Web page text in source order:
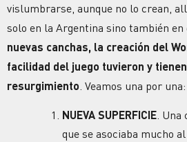
vislumbrarse, aunque no lo crean,
solo en la Argentina sino también en
nuevas canchas, la creación del
facilidad del juego tuvieron y
resurgimiento . Veamos una por una:
NUEVA SUPERFICIE. Una
que se asociaba mucho